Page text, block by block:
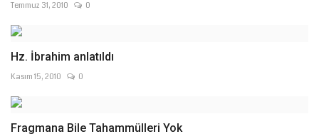
Temmuz 31, 2010 0
Hz. İbrahim anlatıldı
Kasım 15, 2010 0
Fragmana Bile Tahammülleri Yok